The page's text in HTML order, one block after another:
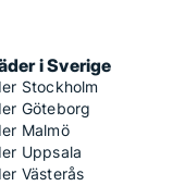
i Sverige
Stockholm
Göteborg
Malmö
Uppsala
Västerås